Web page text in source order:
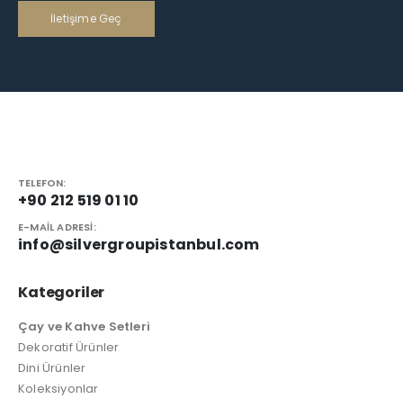
İletişime Geç
TELEFON:
+90 212 519 01 10
E-MAIL ADRESI:
info@silvergroupistanbul.com
Kategoriler
Çay ve Kahve Setleri
Dekoratif Ürünler
Dini Ürünler
Koleksiyonlar